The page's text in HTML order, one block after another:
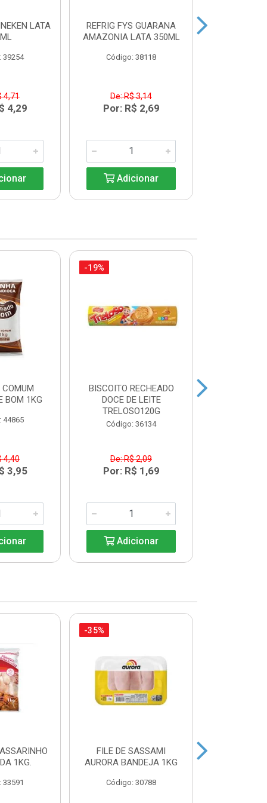
LATA
39254
4,71
4,29
REFRIG FYS GUARANA
AMAZONIA LATA 350ML
Código: 38118
De: R$ 3,14
Por: R$ 2,69
Adicionar
BOM 1KG
44865
4,40
3,95
-19%
BISCOITO RECHEADO
DOCE DE LEITE
TRELOSO120G
Código: 36134
De: R$ 2,09
Por: R$ 1,69
Adicionar
1KG.
33591
-35%
FILE DE SASSAMI
AURORA BANDEJA 1KG
Código: 30788